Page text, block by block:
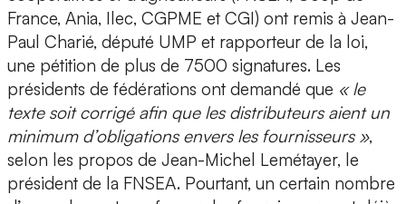
France, Ania, Ilec, CGPME et CGI) ont remis à Jean-
Paul Charié, député UMP et rapporteur de la loi,
une pétition de plus de 7500 signatures. Les
présidents de fédérations ont demandé que « le
texte soit corrigé afin que les distributeurs aient un
minimum d’obligations envers les fournisseurs »,
selon les propos de Jean-Michel Lemétayer, le
président de la FNSEA. Pourtant, un certain nombre